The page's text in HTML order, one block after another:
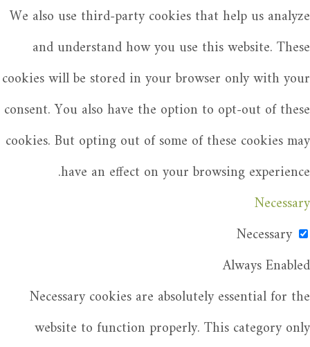
We also use third-party cookies that help us analyze
and understand how you use this website. These
cookies will be stored in your browser only with your
consent. You also have the option to opt-out of these
cookies. But opting out of some of these cookies may
have an effect on your browsing experience.
Necessary
Necessary
Always Enabled
Necessary cookies are absolutely essential for the
website to function properly. This category only